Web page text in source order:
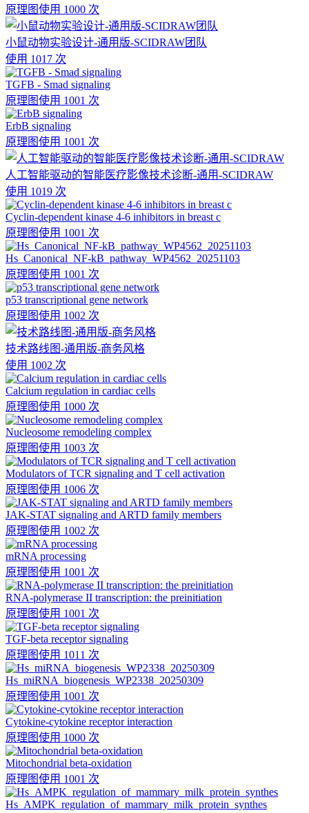
原理图使用 1000 次
小鼠动物实验设计-通用版-SCIDRAW团队
使用 1017 次
TGFB - Smad signaling
原理图使用 1001 次
ErbB signaling
原理图使用 1001 次
人工智能驱动的智能医疗影像技术诊断-通用-SCIDRAW
使用 1019 次
Cyclin-dependent kinase 4-6 inhibitors in breast c
原理图使用 1001 次
Hs_Canonical_NF-kB_pathway_WP4562_20251103
原理图使用 1001 次
p53 transcriptional gene network
原理图使用 1002 次
技术路线图-通用版-商务风格
使用 1002 次
Calcium regulation in cardiac cells
原理图使用 1000 次
Nucleosome remodeling complex
原理图使用 1003 次
Modulators of TCR signaling and T cell activation
原理图使用 1006 次
JAK-STAT signaling and ARTD family members
原理图使用 1002 次
mRNA processing
原理图使用 1001 次
RNA-polymerase II transcription: the preinitiation
原理图使用 1001 次
TGF-beta receptor signaling
原理图使用 1011 次
Hs_miRNA_biogenesis_WP2338_20250309
原理图使用 1001 次
Cytokine-cytokine receptor interaction
原理图使用 1000 次
Mitochondrial beta-oxidation
原理图使用 1001 次
Hs_AMPK_regulation_of_mammary_milk_protein_synthes